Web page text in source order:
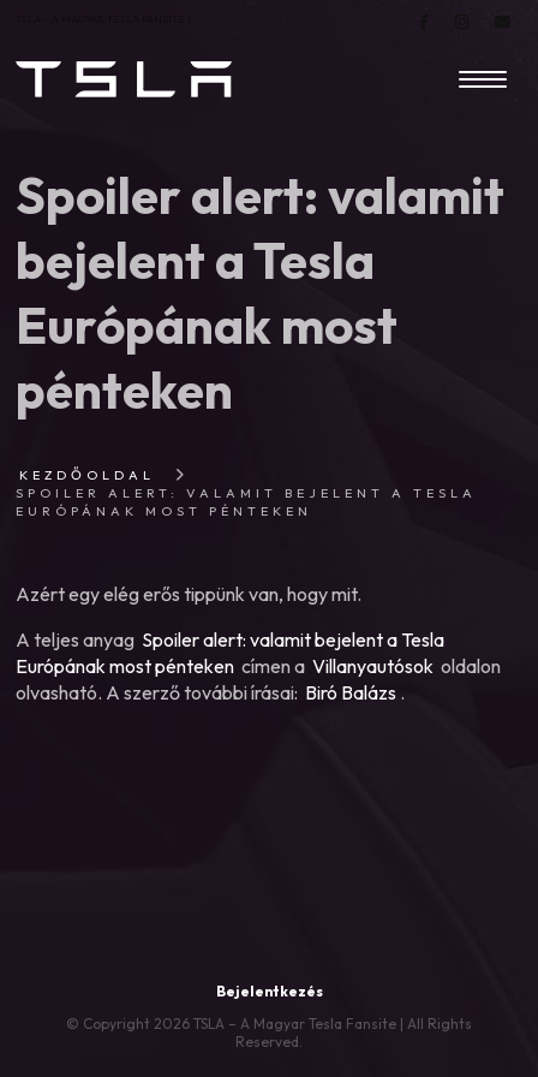
Spoiler alert: valamit
bejelent a Tesla
Európának most
pénteken
KEZDŐOLDAL
SPOILER ALERT: VALAMIT BEJELENT A TESLA
EURÓPÁNAK MOST PÉNTEKEN
Azért egy elég erős tippünk van, hogy mit.
A teljes anyag Spoiler alert: valamit bejelent a Tesla
Európának most pénteken címen a Villanyautósok oldalon
olvasható. A szerző további írásai: Biró Balázs .
Bejelentkezés
© Copyright 2026 TSLA – A Magyar Tesla Fansite | All Rights
Reserved.